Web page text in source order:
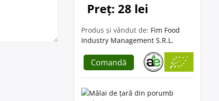
Preț: 28 lei
Produs și vândut de: Fim Food
Industry Management S.R.L.
Comandă